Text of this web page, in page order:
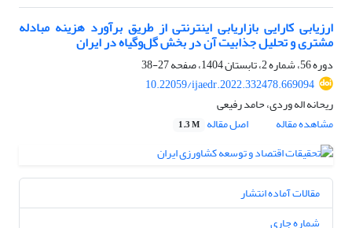
ارزیابی کارایی بازاریابی اینترنتی از طریق برآورد هزینه مبادله
مشتری و تحلیل جذابیت آن در بخش گل‌وگیاه در ایران
دوره 56، شماره 2، تابستان 1404، صفحه
27-38
10.22059/ijaedr.2022.332478.669094
ریحانه اله وردی، حامد رفیعی
مشاهده مقاله
اصل مقاله 1.3 M
مقالات آماده انتشار
شماره جاری